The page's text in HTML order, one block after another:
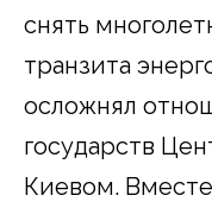
снять
транзита
осложнял
государств
Киевом.